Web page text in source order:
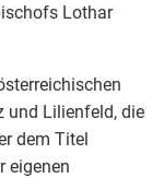
Lothar
und Lilienfeld, die
dem Titel
eigenen